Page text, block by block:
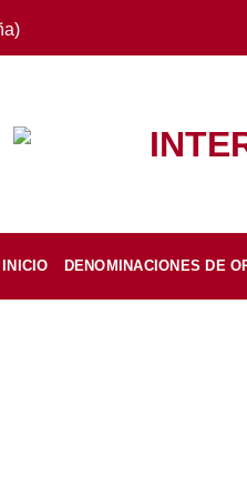
INICIO DENOMINACIONES DE